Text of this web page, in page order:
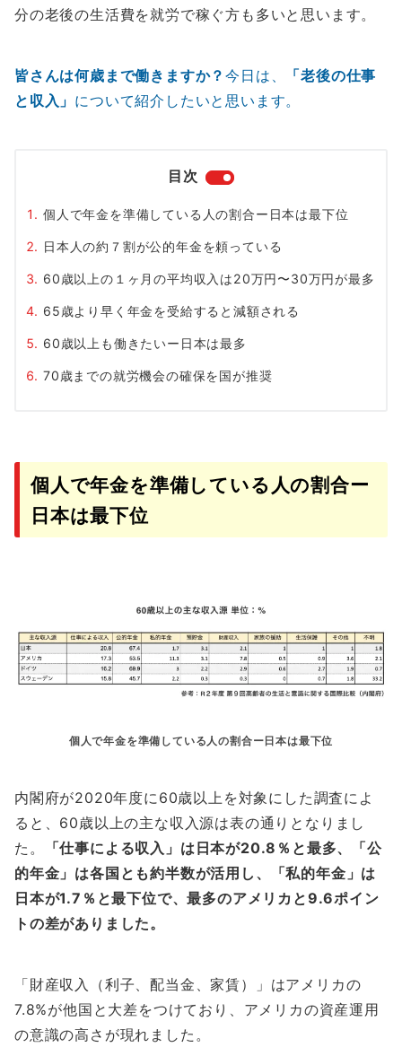
分の老後の生活費を就労で稼ぐ方も多いと思います。
皆さんは何歳まで働きますか？今日は、
「老後の仕事
と収入」 について紹介したいと思います。
目次
個人で年金を準備している人の割合ー日本は最下位
日本人の約７割が公的年金を頼っている
60歳以上の１ヶ月の平均収入は20万円〜30万円が最多
65歳より早く年金を受給すると減額される
60歳以上も働きたいー日本は最多
70歳までの就労機会の確保を国が推奨
個人で年金を準備している人の割合ー
日本は最下位
個人で年金を準備している人の割合ー日本は最下位
内閣府が2020年度に60歳以上を対象にした調査によ
ると、60歳以上の主な収入源は表の通りとなりまし
た。
「仕事による収入」は日本が20.8％と最多、「公
的年金」は各国とも約半数が活用し、
「私的年金」は
日本が1.7％と最下位で、最多のアメリカと9.6ポイン
トの差がありました。
「財産収入（利子、配当金、家賃）」はアメリカの
7.8%が他国と大差をつけており、アメリカの資産運用
の意識の高さが現れました。